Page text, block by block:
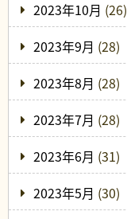
2023年10月 (26)
2023年9月 (28)
2023年8月 (28)
2023年7月 (28)
2023年6月 (31)
2023年5月 (30)